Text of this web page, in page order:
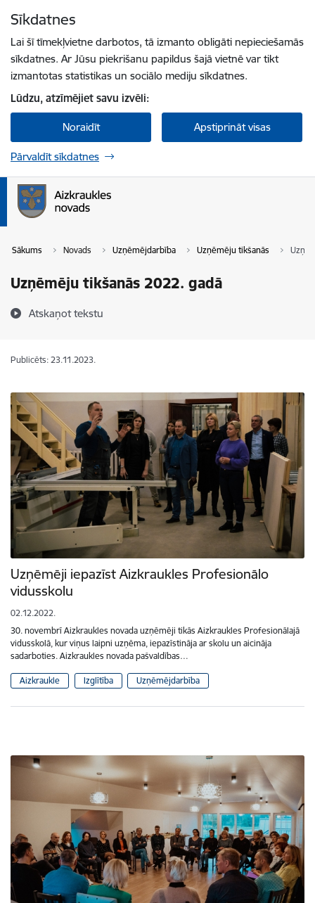
Sīkdatnes
Lai šī tīmekļvietne darbotos, tā izmanto obligāti nepieciešamās
sīkdatnes. Ar Jūsu piekrišanu papildus šajā vietnē var tikt
izmantotas statistikas un sociālo mediju sīkdatnes.
Lūdzu, atzīmējiet savu izvēli:
Noraidīt Apstiprināt visas
Pārvaldīt sīkdatnes
Sākums Novads Uzņēmējdarbība Uzņēmēju tikšanās
Uzņēmēju tikšanās 2022. gadā
Atskaņot tekstu
Publicēts: 23.11.2023.
Uzņēmēji iepazīst Aizkraukles Profesionālo
vidusskolu
02.12.2022.
30. novembrī Aizkraukles novada uzņēmēji tikās Aizkraukles Profesionālajā
vidusskolā, kur viņus laipni uzņēma, iepazīstināja ar skolu un aicināja
sadarboties. Aizkraukles novada pašvaldības…
Aizkraukle Izglītība Uzņēmējdarbība